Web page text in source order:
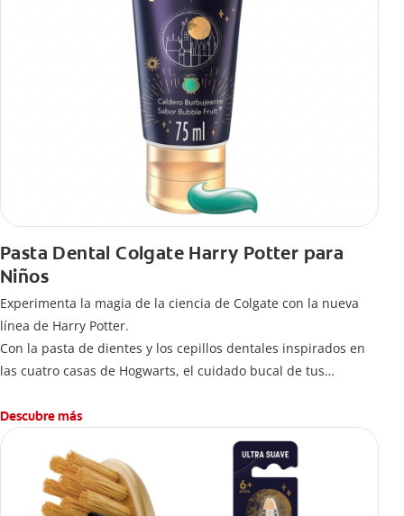
Pasta Dental Colgate Harry Potter para
Niños
Experimenta la magia de la ciencia de Colgate con la nueva
línea de Harry Potter.
Con la pasta de dientes y los cepillos dentales inspirados en
las cuatro casas de Hogwarts, el cuidado bucal de tus
jóvenes magos y brujas.
-Delicioso sabor que hace del cepillado una aventura de
hábitos saludables desde temprana edad.
-Fortalece y cuida sus dientes contra la caries con la ayuda del
flúor, ofreciendo un cuidado confiable adaptado a las
Descubre más